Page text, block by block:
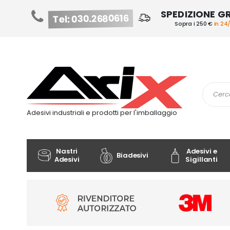
Tel: 030.2680616 SPEDIZIONE
Sopra i 250 €in
contenuto
Adesivi industriali e prodotti per l'imballaggio
Cerca
Nastri
Adesivi
Biadesivi
Adesivi e
Sigillanti